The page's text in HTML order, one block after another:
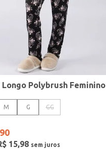
M G GG
90
15,98